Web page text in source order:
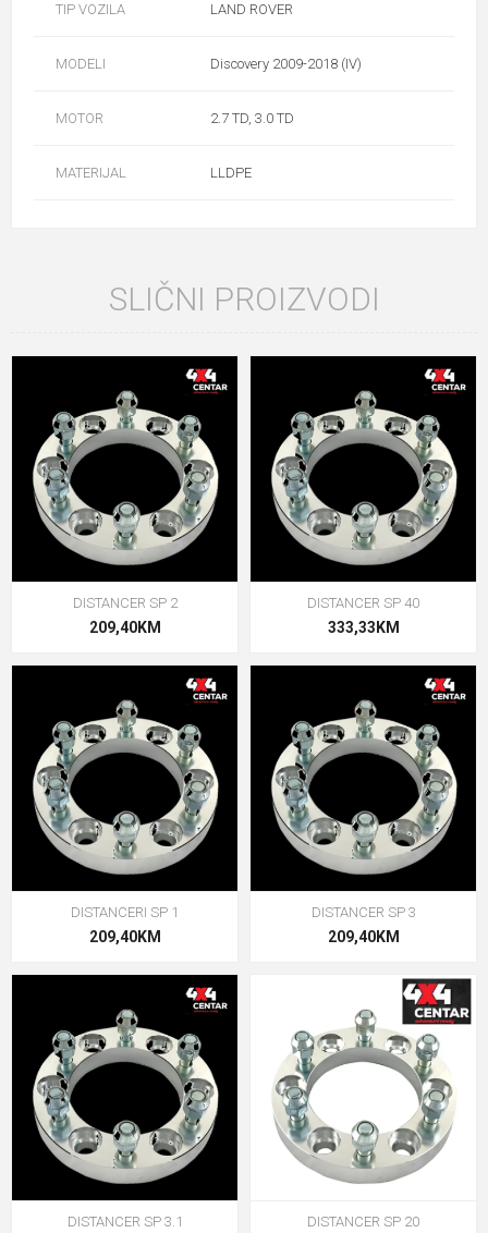
TIP VOZILA LAND ROVER
MODELI Discovery 2009-2018 (IV)
MOTOR 2.7 TD, 3.0 TD
MATERIJAL LLDPE
SLIČNI PROIZVODI
DISTANCER SP 2
209,40KM
DISTANCER SP 40
333,33KM
DISTANCERI SP 1
209,40KM
DISTANCER SP 3
209,40KM
DISTANCER SP 3.1 DISTANCER SP 20